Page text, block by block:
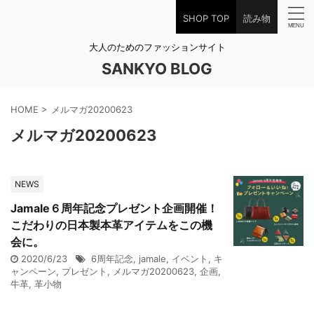
SHOP TOP 読み物
大人のためのファッションサイト
SANKYO BLOG
HOME > メルマガ20200623
メルマガ20200623
NEWS
Jamale６周年記念プレゼント企画開催！
こだわりの日本製本革アイテムをこの機
会に。
2020/6/23 6周年記念, jamale, イベント , キ
ャンペーン, プレゼント , メルマガ20200623, 企画,
牛革, 革小物